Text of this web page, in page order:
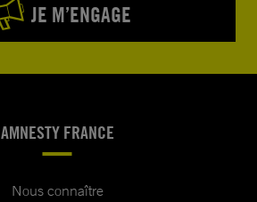
JE M’ENGAGE
AMNESTY FRANCE
Nous connaître